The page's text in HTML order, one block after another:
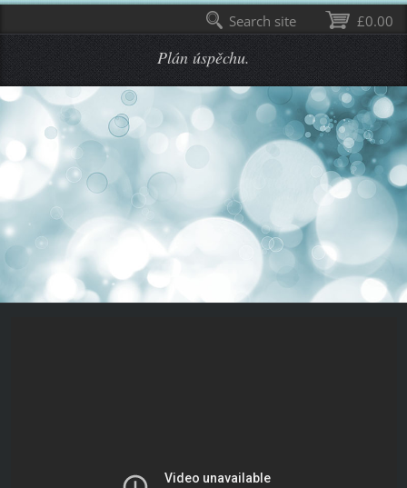
Plán úspěchu.
£0.00
Search site